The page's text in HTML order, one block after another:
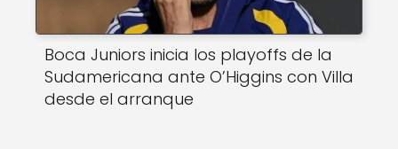
Boca Juniors inicia los playoffs de la
Sudamericana ante O’Higgins con Villa
desde el arranque